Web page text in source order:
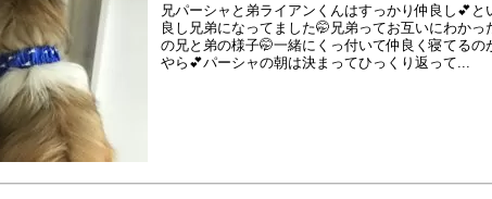
兄パーシャと弟ライアンくんはすっかり仲良し💕と
良し兄弟になってました🤭兄弟ってお互いにわか
の兄と弟の様子🤭一緒にくっ付いて仲良く寝てるの
やら💕パーシャの朝は決まってひっくり返って...